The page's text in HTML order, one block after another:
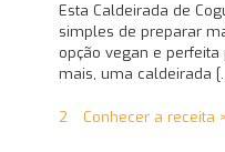
Esta Caldeirada de
simples de preparar
opção vegan e
mais, uma caldeirada
2 Conhecer a receita